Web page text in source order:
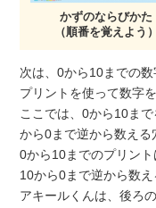
かずのならびかた
（順番を覚えよう）
次は、0から10までの
プリントを使って数字
ここでは、0から10ま
から0まで逆から数える
0から10までのプリン
10から0まで逆から数え
アキールくんは、後ろ